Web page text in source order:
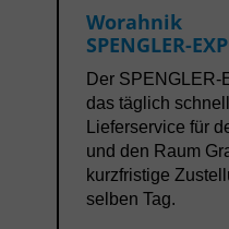
Worahnik
SPENGLER-
Der SPENGLER-
das täglich
Lieferservice für
und den Raum
kurzfristige
selben Tag.